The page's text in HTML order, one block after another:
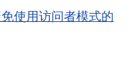
使用访问者模式的